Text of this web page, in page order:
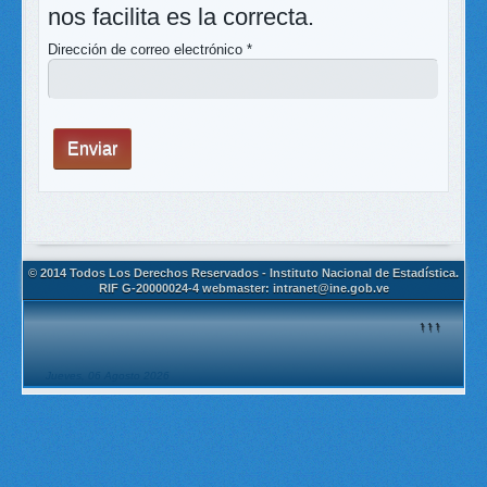
© 2014 Todos Los Derechos Reservados - Instituto Nacional de Estadística.
RIF G-20000024-4 webmaster: intranet@ine.gob.ve
↑↑↑
nos facilita es la correcta.
Dirección de correo electrónico*
Enviar